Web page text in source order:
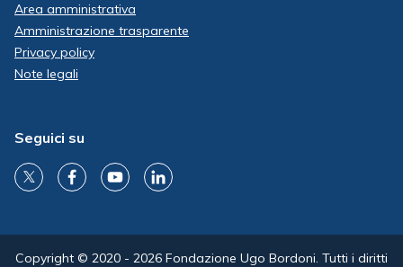
Area amministrativa
Amministrazione trasparente
Privacy policy
Note legali
Seguici su
Copyright © 2020 - 2026 Fondazione Ugo Bordoni. Tutti i diritti